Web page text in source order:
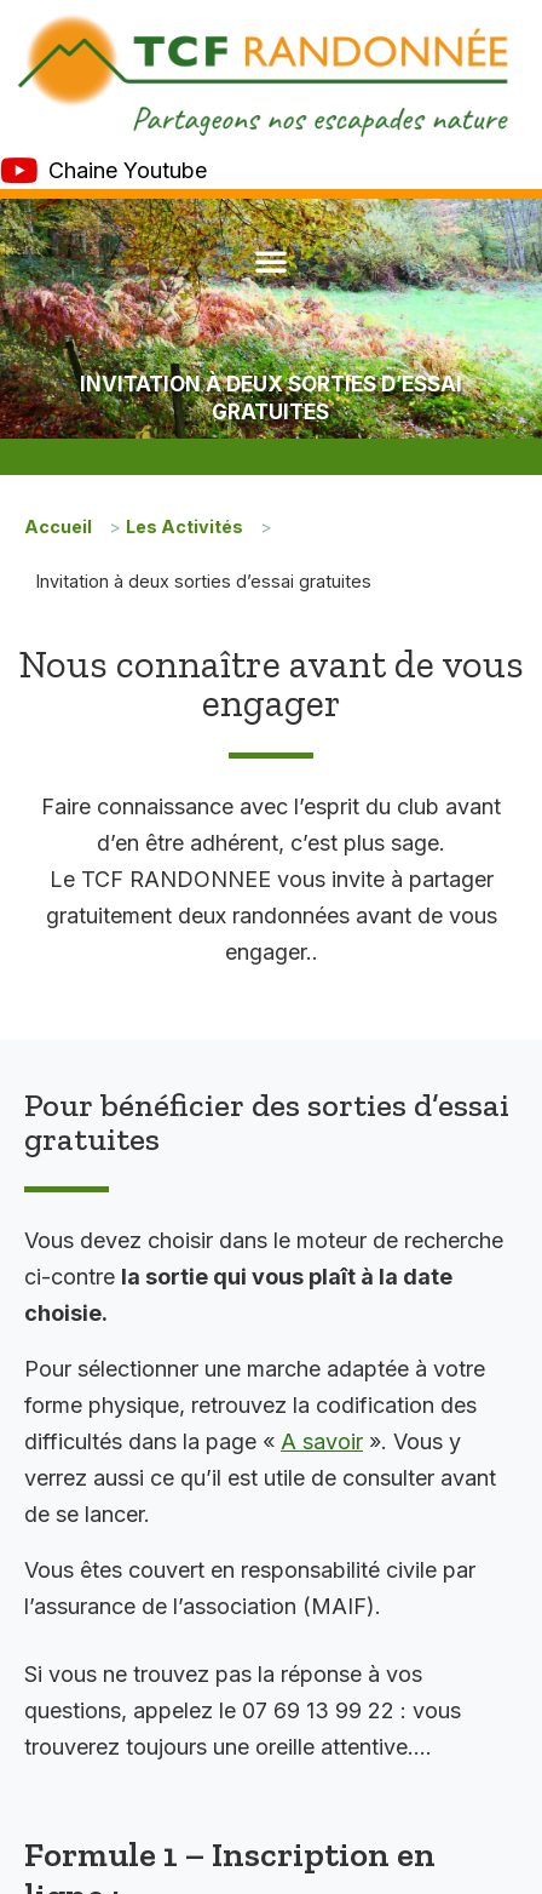
Chaine Youtube
INVITATION À DEUX SORTIES D’ESSAI
GRATUITES
Accueil > Les Activités >
Invitation à deux sorties d’essai gratuites
Nous connaître avant de vous
engager
Faire connaissance avec l’esprit du club avant
d’en être adhérent, c’est plus sage.
Le TCF RANDONNEE vous invite à partager
gratuitement deux randonnées avant de vous
engager..
Pour bénéficier des sorties d’essai
gratuites
Vous devez choisir dans le moteur de recherche
ci-contre la sortie qui vous plaît à la date
choisie.
Pour sélectionner une marche adaptée à votre
forme physique, retrouvez la codification des
difficultés dans la page « A savoir ». Vous y
verrez aussi ce qu’il est utile de consulter avant
de se lancer.
Vous êtes couvert en responsabilité civile par
l’assurance de l’association (MAIF).
Si vous ne trouvez pas la réponse à vos
questions, appelez le 07 69 13 99 22 : vous
trouverez toujours une oreille attentive….
Formule 1 – Inscription en